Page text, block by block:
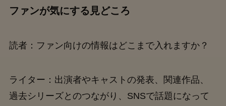
ファンが気にする見どころ
読者：ファン向けの情報はどこまで入れますか？
ライター：出演者やキャストの発表、関連作品、
過去シリーズとのつながり、SNSで話題になって